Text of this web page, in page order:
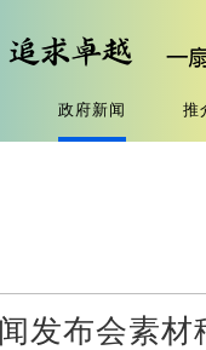
政府新闻 推
闻发布会素